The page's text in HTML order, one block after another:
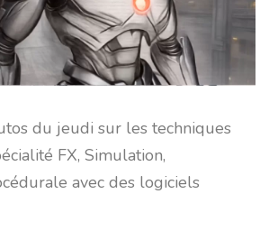
du jeudi sur les techniques
FX, Simulation,
avec des logiciels